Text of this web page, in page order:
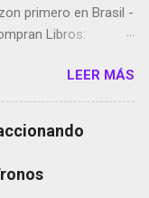
primero en Brasil -
Libros:
deja de verificar
Brian May y el
y vídeo selfies en la
Kevin Spacey de su
que usan el
de la Tierra
LEER MÁS